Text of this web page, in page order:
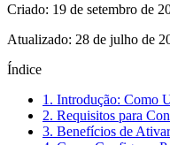
Criado: 19 de setembro de
Atualizado: 28 de julho de
Índice
1. Introdução: Como
2. Requisitos para
3. Benefícios de